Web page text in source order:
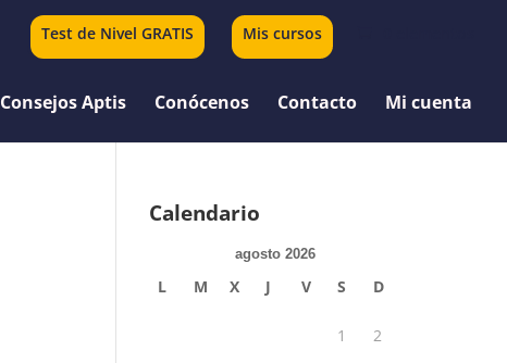
Test de Nivel GRATIS Mis cursos
Consejos Aptis Conócenos Contacto Mi cuenta
Calendario
agosto 2026
L M X J V S D
1 2